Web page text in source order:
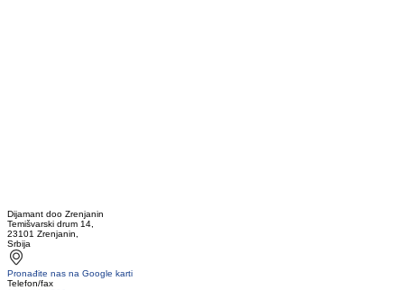
Dijamant doo Zrenjanin
Temišvarski drum 14,
23101 Zrenjanin,
Srbija
Pronađite nas na Google karti
Telefon/fax